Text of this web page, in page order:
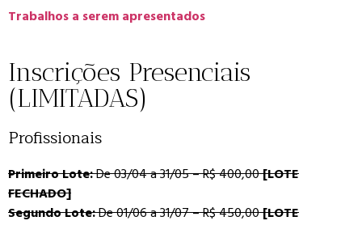
Trabalhos a serem apresentados
Inscrições Presenciais
(LIMITADAS)
Profissionais
Primeiro Lote:De 03/04 a 31/05 – R$ 400,00[LOTE
FECHADO]
Segundo Lote:De 01/06 a 31/07 – R$ 450,00[LOTE